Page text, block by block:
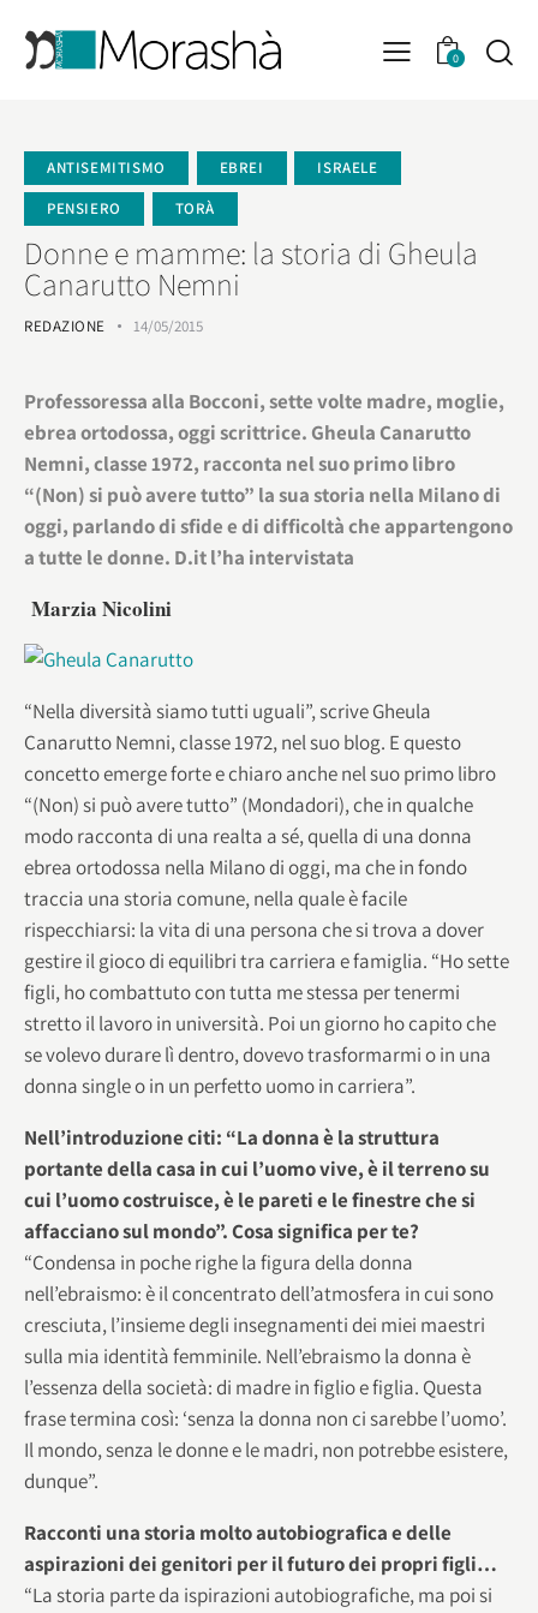
0
ANTISEMITISMO EBREI
ISRAELE
PENSIERO
TORÀ
Donne e mamme: la storia di Gheula
Canarutto Nemni
REDAZIONE 14/05/2015
Professoressa alla Bocconi, sette volte madre, moglie,
ebrea ortodossa, oggi scrittrice. Gheula Canarutto
Nemni, classe 1972, racconta nel suo primo libro
“(Non) si può avere tutto” la sua storia nella Milano di
oggi, parlando di sfide e di difficoltà che appartengono
a tutte le donne. D.it l’ha intervistata
Marzia Nicolini
“Nella diversità siamo tutti uguali”, scrive Gheula
Canarutto Nemni, classe 1972, nel suo blog. E questo
concetto emerge forte e chiaro anche nel suo primo libro
“(Non) si può avere tutto” (Mondadori), che in qualche
modo racconta di una realta a sé, quella di una donna
ebrea ortodossa nella Milano di oggi, ma che in fondo
traccia una storia comune, nella quale è facile
rispecchiarsi: la vita di una persona che si trova a dover
gestire il gioco di equilibri tra carriera e famiglia. “Ho sette
figli, ho combattuto con tutta me stessa per tenermi
stretto il lavoro in università. Poi un giorno ho capito che
se volevo durare lì dentro, dovevo trasformarmi o in una
donna single o in un perfetto uomo in carriera”.
Nell’introduzione citi: “La donna è la struttura
portante della casa in cui l’uomo vive, è il terreno su
cui l’uomo costruisce, è le pareti e le finestre che si
affacciano sul mondo”. Cosa significa per te?
“Condensa in poche righe la figura della donna
nell’ebraismo: è il concentrato dell’atmosfera in cui sono
cresciuta, l’insieme degli insegnamenti dei miei maestri
sulla mia identità femminile. Nell’ebraismo la donna è
l’essenza della società: di madre in figlio e figlia. Questa
frase termina così: ‘senza la donna non ci sarebbe l’uomo’.
Il mondo, senza le donne e le madri, non potrebbe esistere,
dunque”.
Racconti una storia molto autobiografica e delle
aspirazioni dei genitori per il futuro dei propri figli…
“La storia parte da ispirazioni autobiografiche, ma poi si